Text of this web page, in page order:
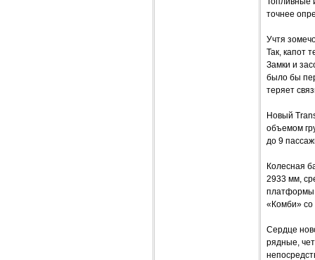
точнее
Учтя
Так, капот
Замки и
было бы
теряет
Новый
объемом
до 9
Колесная
2933 мм,
платформы
«Комби» со
Сердце
рядные,